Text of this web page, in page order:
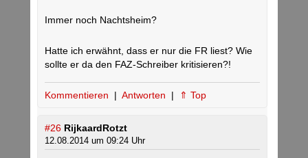
Immer noch Nachtsheim?
Hatte ich erwähnt, dass er nur die FR liest? Wie
sollte er da den FAZ-Schreiber kritisieren?!
Kommentieren | Antworten | ⇑ Top
#26 RijkaardRotzt
12.08.2014 um 09:24 Uhr